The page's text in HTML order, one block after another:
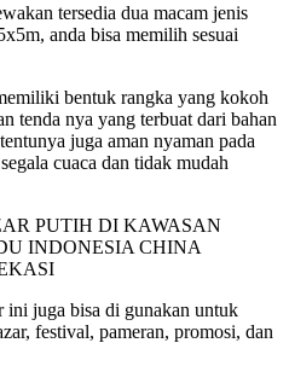
tersedia dua macam jenis
anda bisa memilih sesuai
bentuk rangka yang kokoh
tenda nya yang terbuat dari bahan
juga aman nyaman pada
cuaca dan tidak mudah
ini juga bisa di gunakan untuk
festival, pameran, promosi, dan